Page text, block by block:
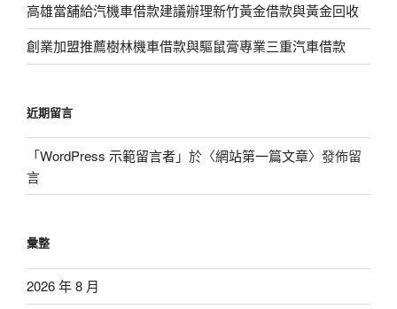
高雄當舖給汽機車借款建議辦理新竹黃金借款與黃金回收
創業加盟推薦樹林機車借款與驅鼠膏專業三重汽車借款
近期留言
「WordPress 示範留言者」於〈網站第一篇文章〉發佈留
言
彙整
2026 年 8 月